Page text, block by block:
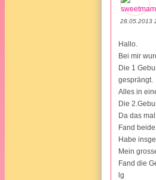
28.05.2013
Hallo.
Bei mir
Die 1
gesprängt.
Alles in
Die
Da das
Fand
Habe
Mein
Fand die
lg